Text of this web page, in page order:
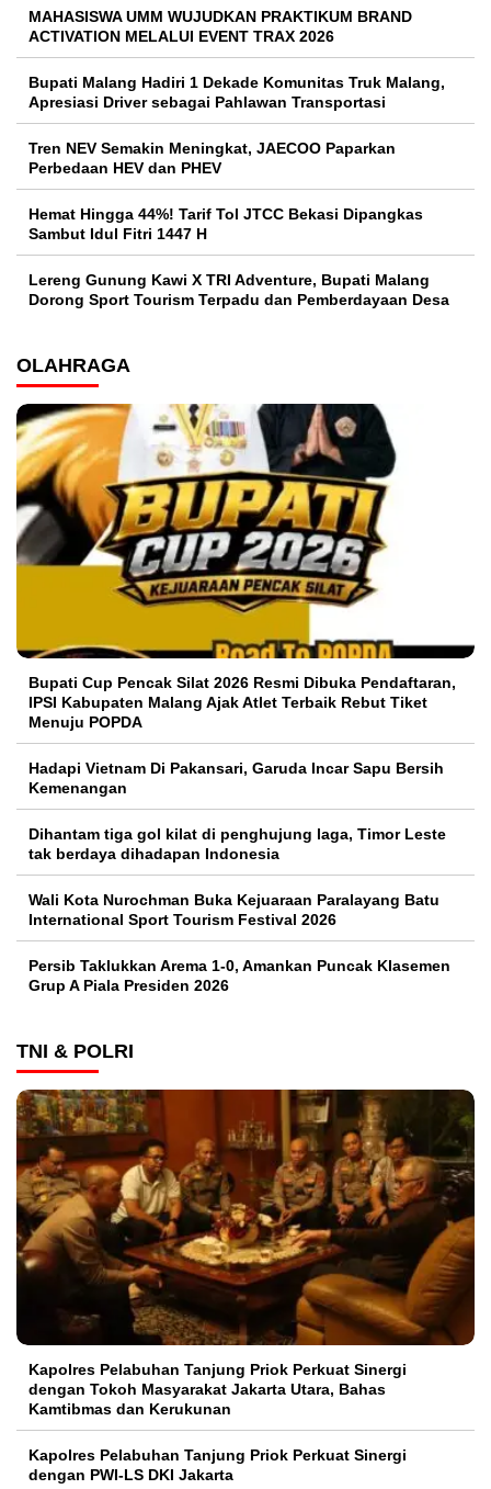
MAHASISWA UMM WUJUDKAN PRAKTIKUM BRAND
ACTIVATION MELALUI EVENT TRAX 2026
Bupati Malang Hadiri 1 Dekade Komunitas Truk Malang,
Apresiasi Driver sebagai Pahlawan Transportasi
Tren NEV Semakin Meningkat, JAECOO Paparkan
Perbedaan HEV dan PHEV
Hemat Hingga 44%! Tarif Tol JTCC Bekasi Dipangkas
Sambut Idul Fitri 1447 H
Lereng Gunung Kawi X TRI Adventure, Bupati Malang
Dorong Sport Tourism Terpadu dan Pemberdayaan Desa
OLAHRAGA
Bupati Cup Pencak Silat 2026 Resmi Dibuka Pendaftaran,
IPSI Kabupaten Malang Ajak Atlet Terbaik Rebut Tiket
Menuju POPDA
Hadapi Vietnam Di Pakansari, Garuda Incar Sapu Bersih
Kemenangan
Dihantam tiga gol kilat di penghujung laga, Timor Leste
tak berdaya dihadapan Indonesia
Wali Kota Nurochman Buka Kejuaraan Paralayang Batu
International Sport Tourism Festival 2026
Persib Taklukkan Arema 1-0, Amankan Puncak Klasemen
Grup A Piala Presiden 2026
TNI & POLRI
Kapolres Pelabuhan Tanjung Priok Perkuat Sinergi
dengan Tokoh Masyarakat Jakarta Utara, Bahas
Kamtibmas dan Kerukunan
Kapolres Pelabuhan Tanjung Priok Perkuat Sinergi
dengan PWI-LS DKI Jakarta